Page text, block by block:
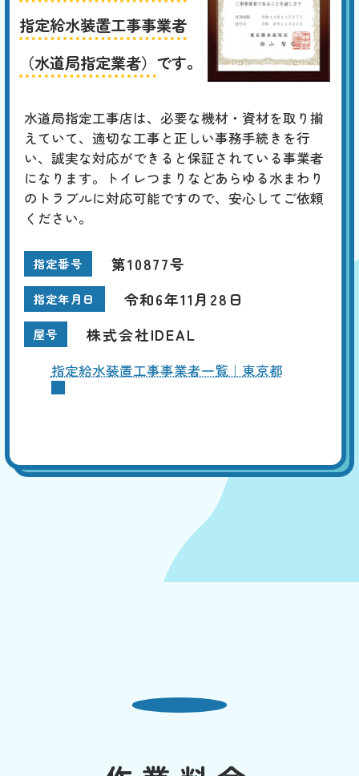
指定給水装置工事事業者
（水道局指定業者） です。
水道局指定工事店は、必要な機材・資材を取り揃
えていて、適切な工事と正しい事務手続きを行
い、誠実な対応ができると保証されている事業者
になります。トイレつまりなどあらゆる水まわり
のトラブルに対応可能ですので、安心してご依頼
ください。
指定番号 第10877号
指定年月日 令和6年11月28日
屋号 株式会社IDEAL
指定給水装置工事事業者一覧｜東京都